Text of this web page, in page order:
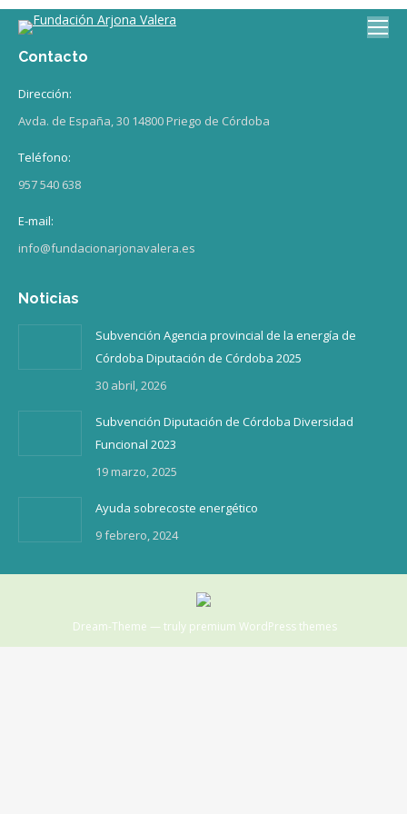
Contacto
Dirección:
Avda. de España, 30 14800 Priego de Córdoba
Teléfono:
957 540 638
E-mail:
info@fundacionarjonavalera.es
Noticias
Subvención Agencia provincial de la energía de
Córdoba Diputación de Córdoba 2025
30 abril, 2026
Subvención Diputación de Córdoba Diversidad
Funcional 2023
19 marzo, 2025
Ayuda sobrecoste energético
9 febrero, 2024
Dream-Theme — truly premium WordPress themes